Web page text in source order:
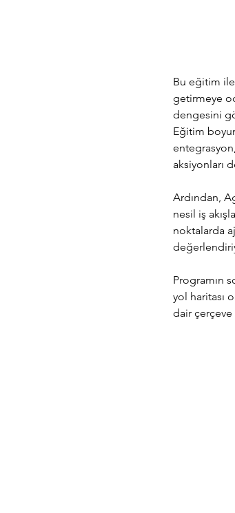
Bu eğitim
getirmeye
dengesini
Eğitim
aksiyonları
Ardından,
nesil iş
noktalarda
Programın
yol haritası
dair